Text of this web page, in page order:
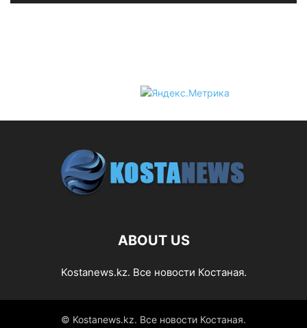
ABOUT US
Kostanews.kz. Все новости Костаная.
© Kostanews.kz. Все новости Костаная.